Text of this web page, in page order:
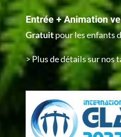
Entrée + Animation
Gratuitpour les enfants
> Plus de détails sur nos